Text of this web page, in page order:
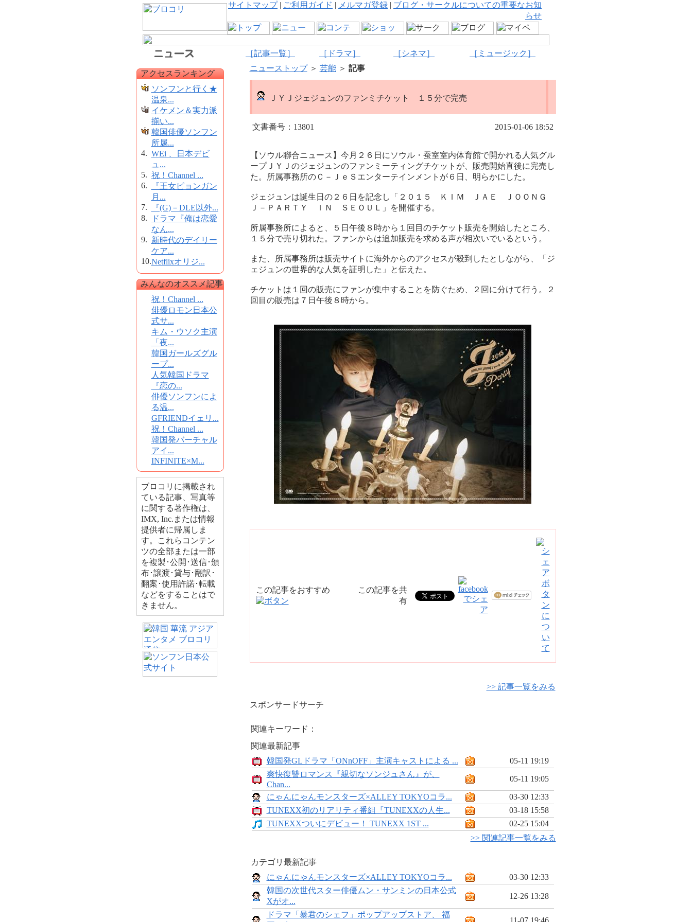
サイトマップ| ご利用ガイド | メルマガ登録 | ブログ・サークルについての重要なお知
らせ
［記事一覧］ ［ドラマ］ ［シネマ］ ［ミュージック］
アクセスランキング
ソンフンと行く★
温泉...
イケメン＆実力派
揃い...
韓国俳優ソンフン
所属...
4. WEi 、日本デビ
ュ...
5. 祝！Channel ...
6.
『王女ピョンガン
月...
7.
『(G)－DLE以外...
8.
ドラマ『俺は恋愛
なん...
9. 新時代のデイリー
ケア...
10.Netflixオリジ...
みんなのオススメ記事
祝！Channel ...
俳優ロモン日本公
式サ...
キム・ウソク主演
「夜...
韓国ガールズグル
ープ...
人気韓国ドラマ
『恋の...
俳優ソンフンによ
る温...
GFRIENDイェリ...
祝！Channel ...
韓国発バーチャル
アイ...
INFINITE×M...
ブロコリに掲載され
ている記事、写真等
に関する著作権は、
IMX, Inc.または情報
提供者に帰属しま
す。これらコンテン
ツの全部または一部
を複製･公開･送信･頒
布･譲渡･貸与･翻訳･
翻案･使用許諾･転載
などをすることはで
きません。
ニューストップ＞ 芸能＞ 記事
ＪＹＪジェジュンのファンミチケット １５分で完売
文書番号：13801 2015-01-06 18:52
【ソウル聯合ニュース】今月２６日にソウル・蚕室室内体育館で開かれる人気グル
ープＪＹＪのジェジュンのファンミーティングチケットが、販売開始直後に完売し
た。所属事務所のＣ－ＪｅＳエンターテインメントが６日、明らかにした。
ジェジュンは誕生日の２６日を記念し「２０１５ ＫＩＭ ＪＡＥ ＪＯＯＮＧ
Ｊ－ＰＡＲＴＹ ＩＮ ＳＥＯＵＬ」を開催する。
所属事務所によると、５日午後８時から１回目のチケット販売を開始したところ、
１５分で売り切れた。ファンからは追加販売を求める声が相次いでいるという。
また、所属事務所は販売サイトに海外からのアクセスが殺到したとしながら、「ジ
ェジュンの世界的な人気を証明した」と伝えた。
チケットは１回の販売にファンが集中することを防ぐため、２回に分けて行う。２
回目の販売は７日午後８時から。
この記事をおすすめ
この記事を共
有
>> 記事一覧をみる
スポンサードサーチ
関連キーワード：
関連最新記事
韓国発GLドラマ「ONnOFF」主演キャストによる ...
05-11 19:19
爽快復讐ロマンス『親切なソンジュさん』が、
Chan...
05-11 19:05
にゃんにゃんモンスターズ×ALLEY TOKYOコラ...
03-30 12:33
TUNEXX初のリアリティ番組『TUNEXXの人生...
03-18 15:58
TUNEXXついにデビュー！ TUNEXX 1ST ...
02-25 15:04
>> 関連記事一覧をみる
カテゴリ最新記事
にゃんにゃんモンスターズ×ALLEY TOKYOコラ...
03-30 12:33
韓国の次世代スター俳優ムン・サンミンの日本公式
Xがオ...
12-26 13:28
ドラマ「暴君のシェフ」ポップアップストア、 福
11-07 19:46